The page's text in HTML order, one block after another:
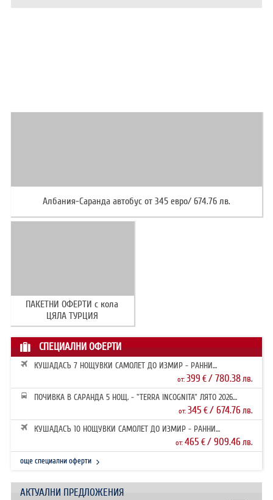
Албания-Саранда автобус от 345 евро/ 674.76 лв.
ПАКЕТНИ ОФЕРТИ с кола
ЦЯЛА ТУРЦИЯ
СПЕЦИАЛНИ ОФЕРТИ
КУШАДАСЪ 7 НОЩУВКИ САМОЛЕТ ДО ИЗМИР - РАННИ
от:399 €/ 780.38лв.
ПОЧИВКА В САРАНДА 5 НОЩ. - "TERRA INCOGNITA" ЛЯТО 2026
от:345 €/ 674.76лв.
КУШАДАСЪ 10 НОЩУВКИ САМОЛЕТ ДО ИЗМИР - РАННИ
от:465 €/ 909.46лв.
още специални оферти
АКТУАЛНИ ПРЕДЛОЖЕНИЯ